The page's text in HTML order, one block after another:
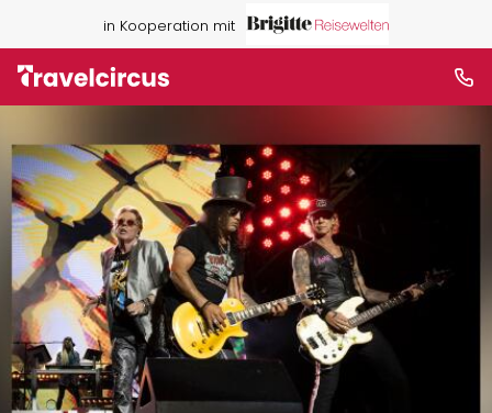
in Kooperation mit